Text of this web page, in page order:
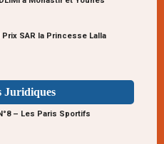
SAR la Princesse Lalla
Juridiques
– Les Paris Sportifs